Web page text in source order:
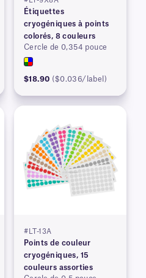
Étiquettes
cryogéniques à points
colorés, 8 couleurs
Cercle de 0,354 pouce
$18.90 ($0.036/label)
#LT-13A
Points de couleur
cryogéniques, 15
couleurs assorties